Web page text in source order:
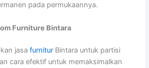
pada permukaannya.
Furniture Bintara
jasafurnitur Bintara untuk partisi
cara efektif untuk memaksimalkan